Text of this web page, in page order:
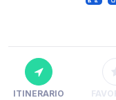
ITINERARIO